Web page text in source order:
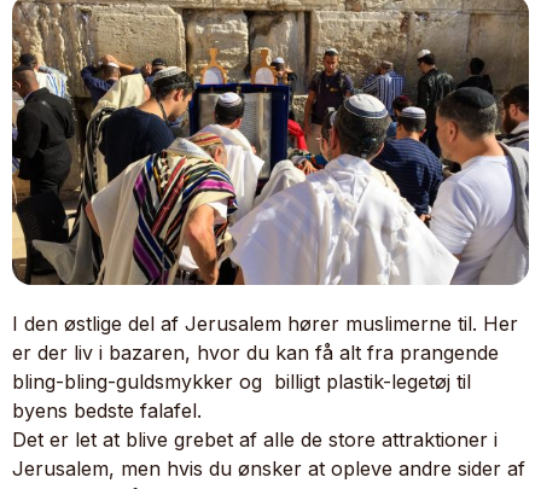
I den østlige del af Jerusalem hører muslimerne til. Her
er der liv i bazaren, hvor du kan få alt fra prangende
bling-bling-guldsmykker og billigt plastik-legetøj til
byens bedste falafel.
Det er let at blive grebet af alle de store attraktioner i
Jerusalem, men hvis du ønsker at opleve andre sider af